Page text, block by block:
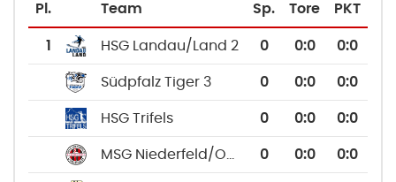
Pl. Team Sp. Tore PKT
1 HSG Landau/Land 2 0 0:0 0:0
Südpfalz Tiger 3 0 0:0 0:0
HSG Trifels 0 0:0 0:0
0 0:0 0:0